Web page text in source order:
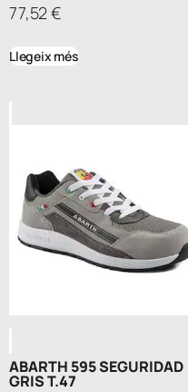
77,52€
Llegeix més
ABARTH 595 SEGURIDAD
GRIS T.47